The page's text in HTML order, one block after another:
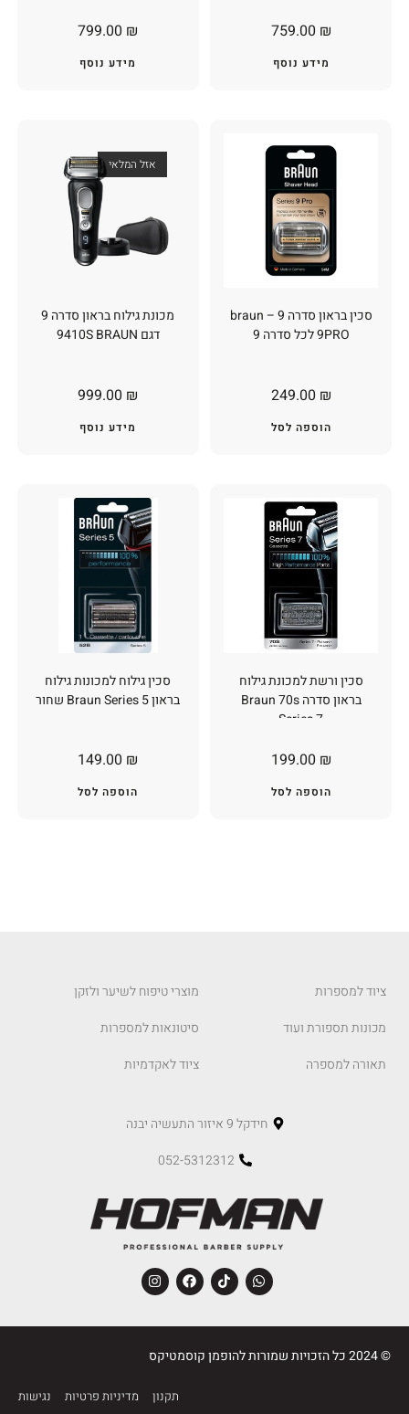
799.00 ₪
מידע נוסף
759.00 ₪
מידע נוסף
אזל המלאי
מכונת גילוח בראון סדרה 9
דגם 9410S BRAUN
999.00 ₪
מידע נוסף
סכין בראון סדרה 9 – braun
9PRO לכל סדרה 9
249.00 ₪
הוספה לסל
סכין גילוח למכונות גילוח
בראון Braun Series 5 שחור
149.00 ₪
הוספה לסל
סכין ורשת למכונת גילוח
בראון סדרה Braun 70s
Series 7
199.00 ₪
הוספה לסל
ציוד למספרות
מכונות תספורת ועוד
תאורה למספרה
מוצרי טיפוח לשיער ולזקן
סיטונאות למספרות
ציוד לאקדמיות
חידקל 9 איזור התעשיה יבנה
052-5312312
© 2024 כל הזכויות שמורות להופמן קוסמטיקס
תקנון מדיניות פרטיות נגישות